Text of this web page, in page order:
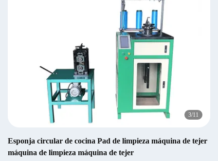
4/11
Esponja circular de cocina Pad de limpieza máquina de tejer
máquina de limpieza máquina de tejer